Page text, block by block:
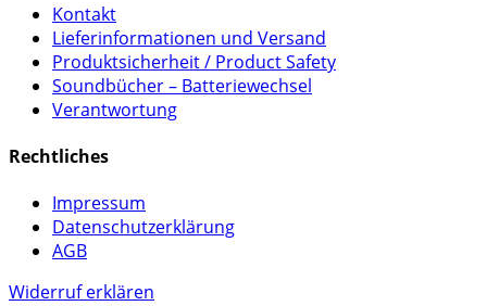
Kontakt
Lieferinformationen und Versand
Produktsicherheit / Product Safety
Soundbücher – Batteriewechsel
Verantwortung
Rechtliches
Impressum
Datenschutzerklärung
AGB
Widerruf erklären